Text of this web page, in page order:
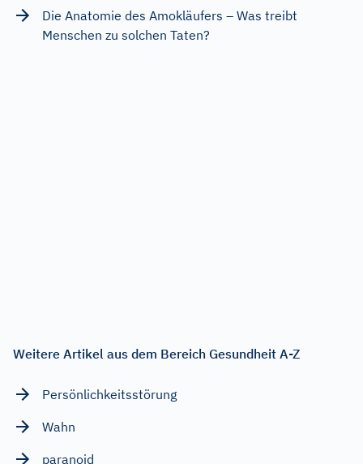
Die Anatomie des Amokläufers – Was treibt
Menschen zu solchen Taten?
Weitere Artikel aus dem Bereich Gesundheit A-Z
Persönlichkeitsstörung
Wahn
paranoid